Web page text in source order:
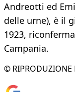
Andreotti ed
delle urne), è il
1923,
Campania.
© RIPRODUZIONE